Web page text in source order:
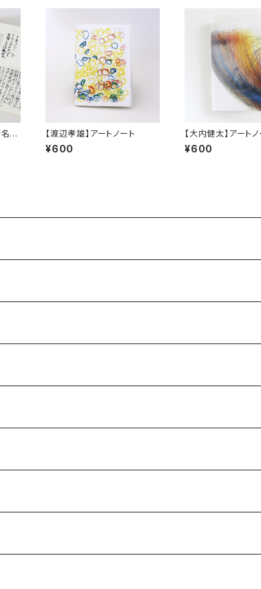
言
【渡辺孝雄】アートノート
¥600
【大内健太】アートノ
¥600